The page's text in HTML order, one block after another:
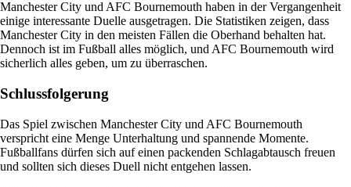
Manchester City und AFC Bournemouth haben in der Vergangenheit
einige interessante Duelle ausgetragen. Die Statistiken zeigen, dass
Manchester City in den meisten Fällen die Oberhand behalten hat.
Dennoch ist im Fußball alles möglich, und AFC Bournemouth wird
sicherlich alles geben, um zu überraschen.
Schlussfolgerung
Das Spiel zwischen Manchester City und AFC Bournemouth
verspricht eine Menge Unterhaltung und spannende Momente.
Fußballfans dürfen sich auf einen packenden Schlagabtausch freuen
und sollten sich dieses Duell nicht entgehen lassen.